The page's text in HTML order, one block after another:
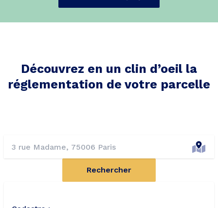
Découvrez en un clin d’oeil la
réglementation de votre parcelle
Rechercher